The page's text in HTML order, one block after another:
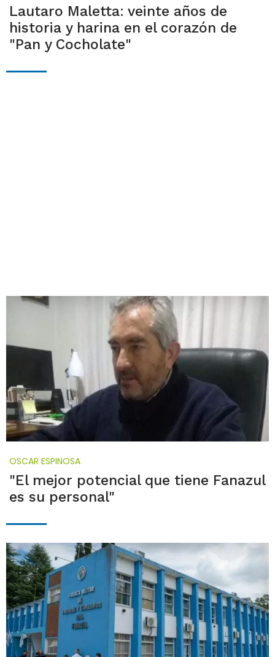
Lautaro Maletta: veinte años de
historia y harina en el corazón de
"Pan y Cocholate"
OSCAR ESPINOSA
"El mejor potencial que tiene Fanazul
es su personal"